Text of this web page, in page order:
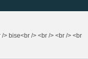
> bise<br /> <br /> <br /> <br